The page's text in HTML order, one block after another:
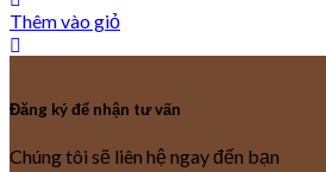
Thêm vào giỏ
Đăng ký để nhận tư vấn
Chúng tôi sẽ liên hệ ngay đến bạn